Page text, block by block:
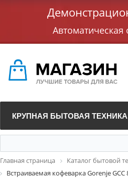
КРУПНАЯ БЫТОВАЯ ТЕХНИКА
Главная страница Каталог бытовой
Встраиваемая кофеварка Gorenje